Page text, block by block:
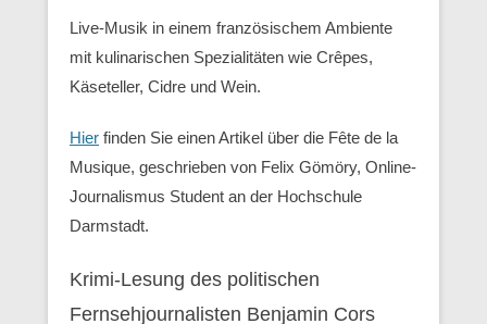
Live-Musik in einem französischem Ambiente
mit kulinarischen Spezialitäten wie Crêpes,
Käseteller, Cidre und Wein.
Hier finden Sie einen Artikel über die Fête de la
Musique, geschrieben von Felix Gömöry, Online-
Journalismus Student an der Hochschule
Darmstadt.
Krimi-Lesung des politischen
Fernsehjournalisten Benjamin Cors